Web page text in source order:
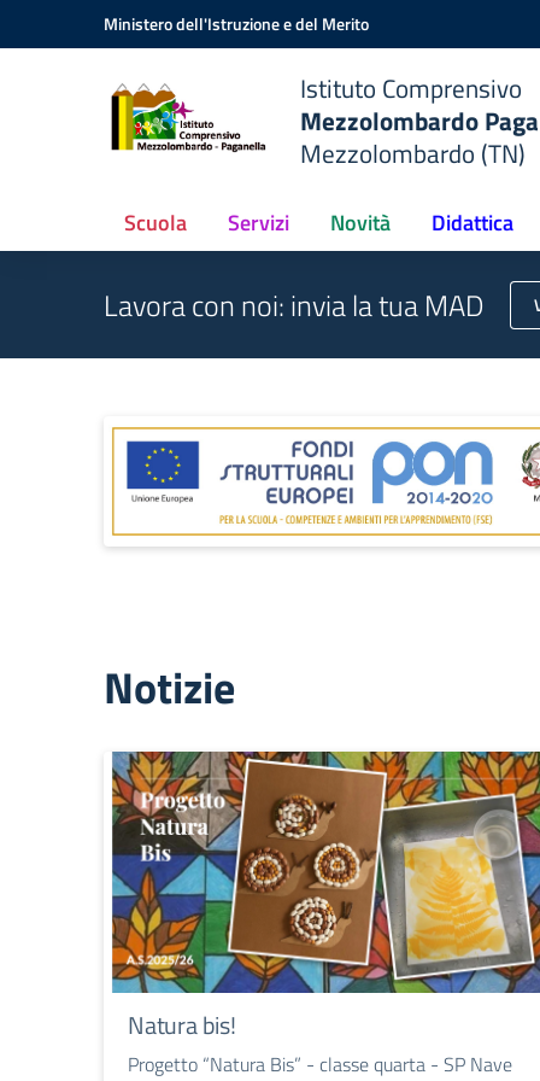
Vai ai contenuti
Vai al menu di navigazioneMinistero dell'Istruzione e del Merito
Istituto Comprensivo
Mezzolombardo
Mezzolombardo (TN)
Scuola Servizi Novità Didattica
Lavora con noi: invia la tua MAD
Notizie
Natura bis!
Progetto “Natura Bis” - classe quarta - SP Nave